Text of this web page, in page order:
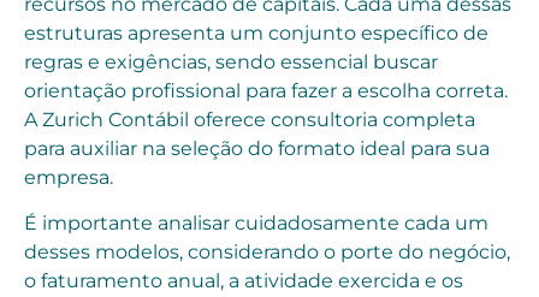
estruturas apresenta um conjunto específico de
regras e exigências, sendo essencial buscar
orientação profissional para fazer a escolha correta.
A Zurich Contábil oferece consultoria completa
para auxiliar na seleção do formato ideal para sua
empresa.
É importante analisar cuidadosamente cada um
desses modelos, considerando o porte do negócio,
o faturamento anual, a atividade exercida e os